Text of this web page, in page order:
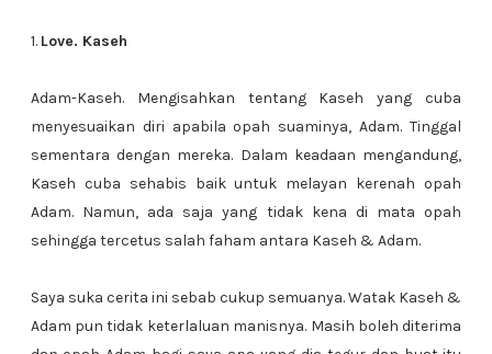
1. Love. Kaseh
Adam-Kaseh. Mengisahkan tentang Kaseh yang cuba
menyesuaikan diri apabila opah suaminya, Adam. Tinggal
sementara dengan mereka. Dalam keadaan mengandung,
Kaseh cuba sehabis baik untuk melayan kerenah opah
Adam. Namun, ada saja yang tidak kena di mata opah
sehingga tercetus salah faham antara Kaseh & Adam.
Saya suka cerita ini sebab cukup semuanya. Watak Kaseh &
Adam pun tidak keterlaluan manisnya. Masih boleh diterima